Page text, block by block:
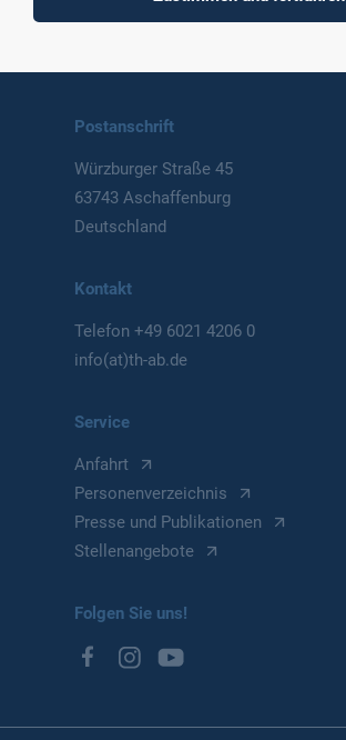
Aschaffenburg
Postanschrift
Würzburger Straße 45
63743 Aschaffenburg
Deutschland
Kontakt
Telefon+49 6021 4206 0
info(at)th-ab.de
Service
Anfahrt
Personenverzeichnis
Presse und Publikationen
Stellenangebote
Folgen Sie uns!